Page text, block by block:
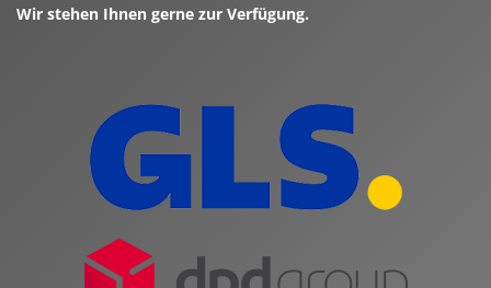
Wir stehen Ihnen gerne zur Verfügung.